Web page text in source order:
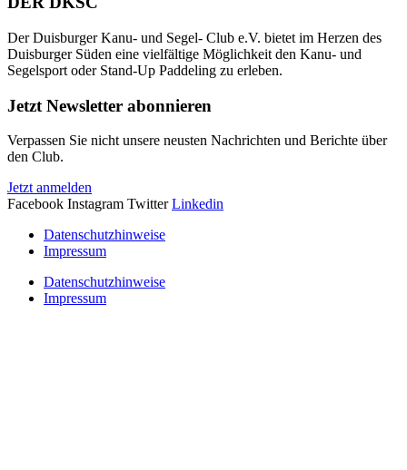
Der Duisburger Kanu- und Segel- Club e.V. bietet im Herzen des
Duisburger Süden eine vielfältige Möglichkeit den Kanu- und
Segelsport oder Stand-Up Paddeling zu erleben.
Jetzt Newsletter abonnieren
Verpassen Sie nicht unsere neusten Nachrichten und Berichte über
den Club.
Jetzt anmelden
Facebook Instagram Twitter Linkedin
Datenschutzhinweise
Impressum
Datenschutzhinweise
Impressum